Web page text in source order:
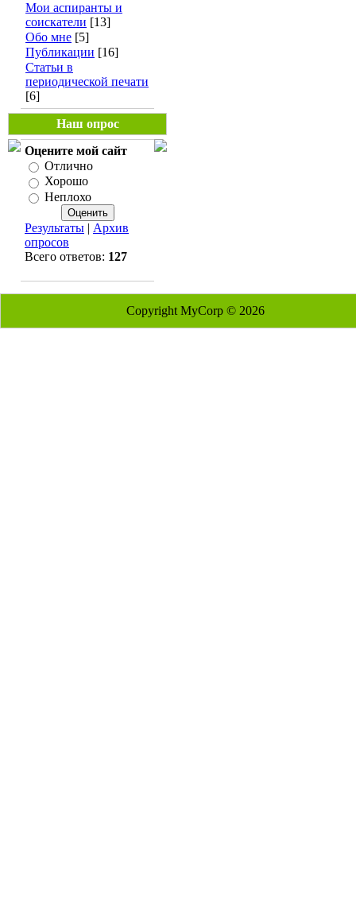
Мои аспиранты и
соискатели [13]
Обо мне [5]
Публикации [16]
Статьи в
периодической печати
[6]
Наш опрос
Оцените мой сайт
Отлично
Хорошо
Неплохо
Результаты | Архив
опросов
Всего ответов: 127
Copyright MyCorp © 2026